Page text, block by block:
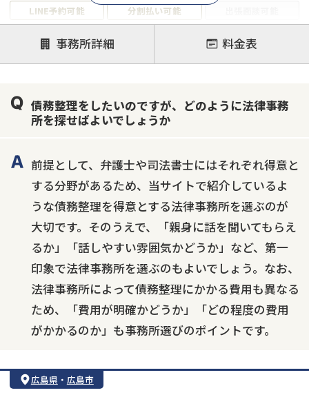
LINE予約可能
分割払い可能
個人再生
時効援用
過払い金返還請求
会社破産・法人破産
住宅ローン
事務所詳細 料金表
債務整理をしたいのですが、どのように法律事務
所を探せばよいでしょうか
前提として、弁護士や司法書士にはそれぞれ得意と
する分野があるため、当サイトで紹介しているよ
うな債務整理を得意とする法律事務所を選ぶのが
大切です。そのうえで、「親身に話を聞いてもらえ
るか」「話しやすい雰囲気かどうか」など、第一
印象で法律事務所を選ぶのもよいでしょう。なお、
法律事務所によって債務整理にかかる費用も異なる
ため、「費用が明確かどうか」「どの程度の費用
がかかるのか」も事務所選びのポイントです。
広島県 ・ 広島市